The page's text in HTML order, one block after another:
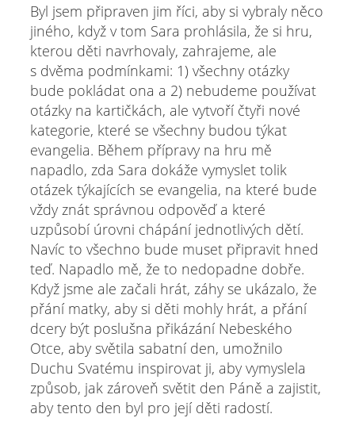
Byl jsem připraven jim říci, aby si vybraly něco
jiného, když v tom Sara prohlásila, že si hru,
kterou děti navrhovaly, zahrajeme, ale
s dvěma podmínkami: 1) všechny otázky
bude pokládat ona a 2) nebudeme používat
otázky na kartičkách, ale vytvoří čtyři nové
kategorie, které se všechny budou týkat
evangelia. Během přípravy na hru mě
napadlo, zda Sara dokáže vymyslet tolik
otázek týkajících se evangelia, na které bude
vždy znát správnou odpověď a které
uzpůsobí úrovni chápání jednotlivých dětí.
Navíc to všechno bude muset připravit hned
teď. Napadlo mě, že to nedopadne dobře.
Když jsme ale začali hrát, záhy se ukázalo, že
přání matky, aby si děti mohly hrát, a přání
dcery být poslušna přikázání Nebeského
Otce, aby světila sabatní den, umožnilo
Duchu Svatému inspirovat ji, aby vymyslela
způsob, jak zároveň světit den Páně a zajistit,
aby tento den byl pro její děti radostí.